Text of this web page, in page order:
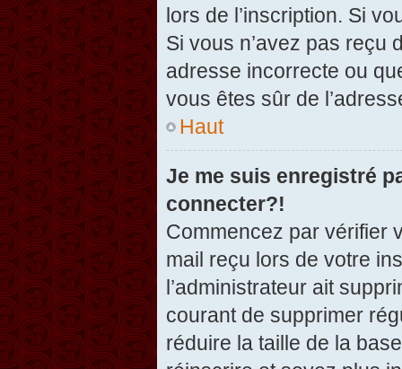
lors de l’inscription. Si
Si vous n’avez pas reçu
adresse incorrecte ou
vous êtes sûr de
Haut
Je me suis enregistré
connecter?!
Commencez par vérifier
mail reçu lors de votre
l’administrateur ait
courant de supprimer
réduire la taille de la